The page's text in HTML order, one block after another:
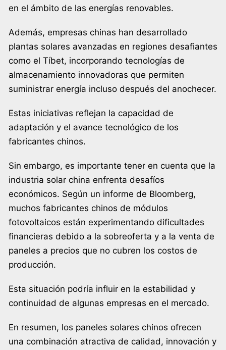
en el ámbito de las energías renovables.
Además, empresas chinas han desarrollado
plantas solares avanzadas en regiones desafiantes
como el Tíbet, incorporando tecnologías de
almacenamiento innovadoras que permiten
suministrar energía incluso después del anochecer.
Estas iniciativas reflejan la capacidad de
adaptación y el avance tecnológico de los
fabricantes chinos.
Sin embargo, es importante tener en cuenta que la
industria solar china enfrenta desafíos
económicos. Según un informe de Bloomberg,
muchos fabricantes chinos de módulos
fotovoltaicos están experimentando dificultades
financieras debido a la sobreoferta y a la venta de
paneles a precios que no cubren los costos de
producción.
Esta situación podría influir en la estabilidad y
continuidad de algunas empresas en el mercado.
En resumen, los paneles solares chinos ofrecen
una combinación atractiva de calidad, innovación y